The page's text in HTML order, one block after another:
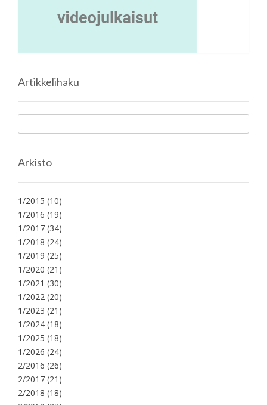
Artikkelihaku
Arkisto
1/2015 (10)
1/2016 (19)
1/2017 (34)
1/2018 (24)
1/2019 (25)
1/2020 (21)
1/2021 (30)
1/2022 (20)
1/2023 (21)
1/2024 (18)
1/2025 (18)
1/2026 (24)
2/2016 (26)
2/2017 (21)
2/2018 (18)